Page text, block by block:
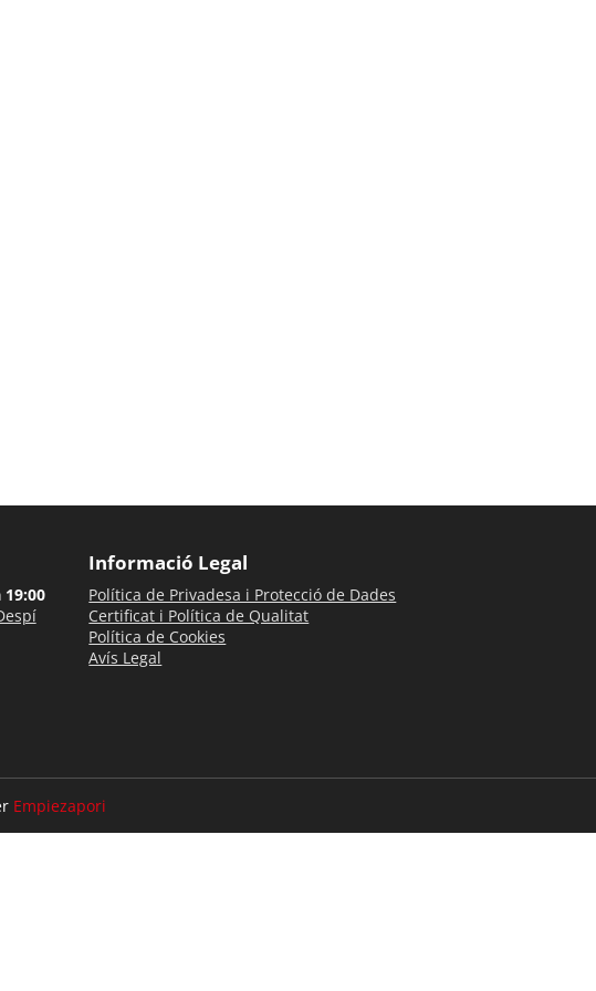
Informació Legal
Política de Privadesa i Protecció de Dades
Certificat i Política de Qualitat
Política de Cookies
Avís Legal
Empiezapori